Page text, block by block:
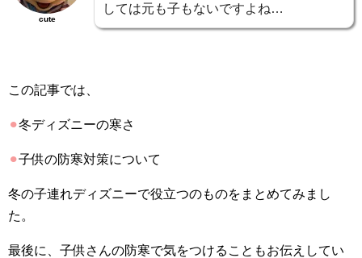
cute
しては元も子もないですよね…
この記事では、
⚫︎冬ディズニーの寒さ
⚫︎子供の防寒対策について
冬の子連れディズニーで役立つのものをまとめてみまし
た。
最後に、子供さんの防寒で気をつけることもお伝えしてい